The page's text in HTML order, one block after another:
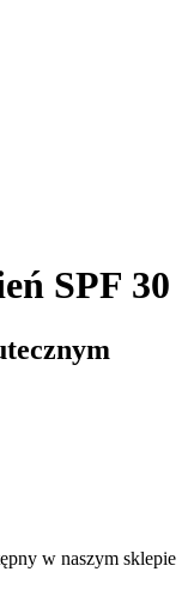
SPF 30
w naszym sklepie